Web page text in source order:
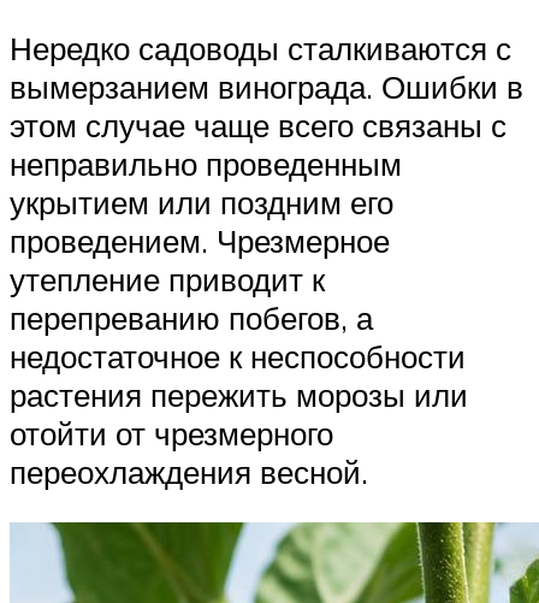
Нередко садоводы сталкиваются с
вымерзанием винограда. Ошибки в
этом случае чаще всего связаны с
неправильно проведенным
укрытием или поздним его
проведением. Чрезмерное
утепление приводит к
перепреванию побегов, а
недостаточное к неспособности
растения пережить морозы или
отойти от чрезмерного
переохлаждения весной.